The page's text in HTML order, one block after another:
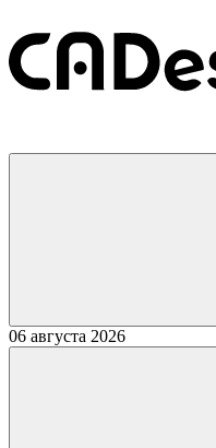
06 августа 2026